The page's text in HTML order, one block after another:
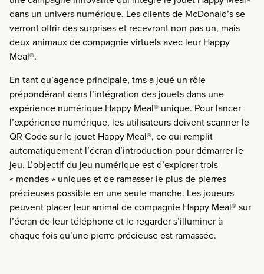
dans un univers numérique. Les clients de McDonald’s se
verront offrir des surprises et recevront non pas un, mais
deux animaux de compagnie virtuels avec leur Happy
Meal®.
En tant qu’agence principale, tms a joué un rôle
prépondérant dans l’intégration des jouets dans une
expérience numérique Happy Meal® unique. Pour lancer
l’expérience numérique, les utilisateurs doivent scanner le
QR Code sur le jouet Happy Meal®, ce qui remplit
automatiquement l’écran d’introduction pour démarrer le
jeu. L’objectif du jeu numérique est d’explorer trois
« mondes » uniques et de ramasser le plus de pierres
précieuses possible en une seule manche. Les joueurs
peuvent placer leur animal de compagnie Happy Meal® sur
l’écran de leur téléphone et le regarder s’illuminer à
chaque fois qu’une pierre précieuse est ramassée.